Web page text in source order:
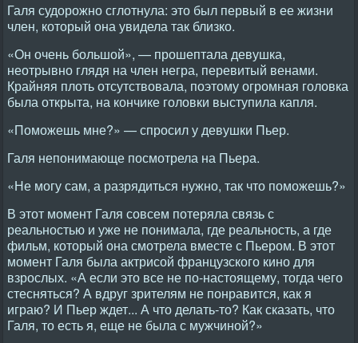
Галя судорожно сглотнула: это был первый в ее жизни
член, который она увидела так близко.
«Он очень большой», — прошептала девушка,
неотрывно глядя на член негра, перевитый венами.
Крайняя плоть отсутствовала, поэтому огромная головка
была открыта, на кончике головки выступила капля.
«Поможешь мне?» — спросил у девушки Пьер.
Галя непонимающе посмотрела на Пьера.
«Не могу сам, а разрядиться нужно, так что поможешь?»
В этот момент Галя совсем потеряла связь с
реальностью и уже не понимала, где реальность, а где
фильм, который она смотрела вместе с Пьером. В этот
момент Галя была актрисой французского кино для
взрослых. «А если это все не по-настоящему, тогда чего
стесняться? А вдруг зрителям не понравится, как я
играю? И Пьер ждет... А что делать-то? Как сказать, что
Галя, то есть я, еще не была с мужчиной?»